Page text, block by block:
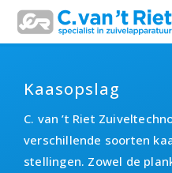
Kaasopslag
C. van ’t Riet
verschillende soorten
stellingen. Zowel de